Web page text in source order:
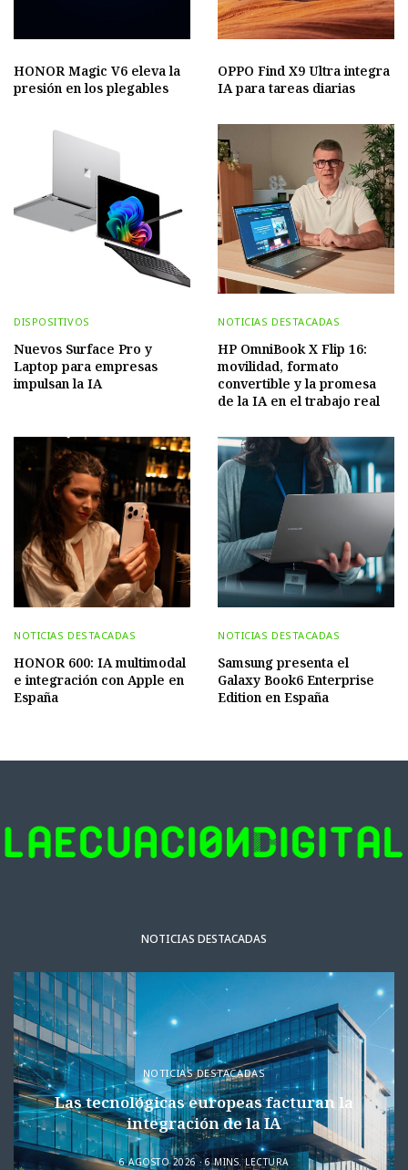
HONOR Magic V6 eleva la
presión en los plegables
OPPO Find X9 Ultra integra
IA para tareas diarias
DISPOSITIVOS
Nuevos Surface Pro y
Laptop para empresas
impulsan la IA
NOTICIAS DESTACADAS
HP OmniBook X Flip 16:
movilidad, formato
convertible y la promesa
de la IA en el trabajo real
NOTICIAS DESTACADAS
HONOR 600: IA multimodal
e integración con Apple en
España
NOTICIAS DESTACADAS
Samsung presenta el
Galaxy Book6 Enterprise
Edition en España
NOTICIAS DESTACADAS
NOTICIAS DESTACADAS
Las tecnológicas europeas facturan la
integración de la IA
6 AGOSTO 2026 6 MINS. LECTURA